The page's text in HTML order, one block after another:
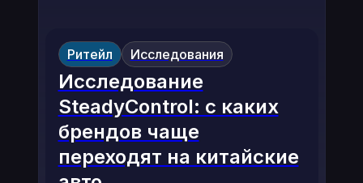
Ритейл Исследования
Исследование
SteadyControl: с каких
брендов чаще
переходят на китайские